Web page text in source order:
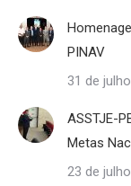
PINAV
31 de
ASSTJE-
Metas
23 de